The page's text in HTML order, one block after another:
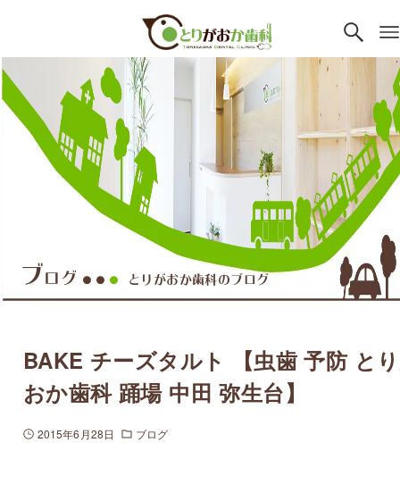
ブログ ●● ● とりがおか歯科のブログ
BAKE チーズタルト 【虫歯 予防 と
おか歯科 踊場 中田 弥生台】
2015年6月28日 ブログ